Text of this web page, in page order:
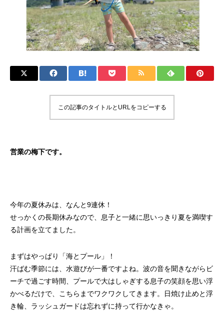
この記事のタイトルとURLをコピーする
営業の梅下です。
今年の夏休みは、なんと9連休！
せっかくの長期休みなので、息子と一緒に思いっきり夏を満喫す
る計画を立てました。
まずはやっぱり「海とプール」！
汗ばむ季節には、水遊びが一番ですよね。波の音を聞きながらビ
ーチで過ごす時間、プールで大はしゃぎする息子の笑顔を思い浮
かべるだけで、こちらまでワクワクしてきます。日焼け止めと浮
き輪、ラッシュガードは忘れずに持って行かなきゃ。